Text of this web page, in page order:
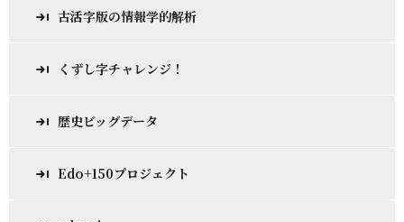
古活字版の情報学的解析
くずし字チャレンジ！
歴史ビッグデータ
Edo+150プロジェクト